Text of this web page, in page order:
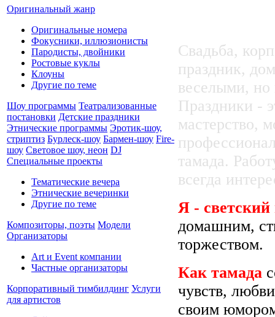
Оригинальный жанр
Оригинальные номера
Фокусники, иллюзионисты
Пародисты, двойники
Ростовые куклы
Клоуны
Другие по теме
Шоу программы Театрализованные
постановки Детские праздники
Этнические программы Эротик-шоу,
стриптиз Бурлеск-шоу Бармен-шоу Fire-
шоу Световое шоу, неон DJ
Специальные проекты
Тематические вечера
Этнические вечеринки
Другие по теме
Композиторы, поэты Модели
Организаторы
Art и Event компании
Частные организаторы
Корпоративный тимбилдинг Услуги
для артистов
Свадьба,
праздник,
веселыми,
Праздники -
мастерство,
тамада.
всегда
Я - светский
домашним,
торжеством.
Как тамада
чувств,
своим